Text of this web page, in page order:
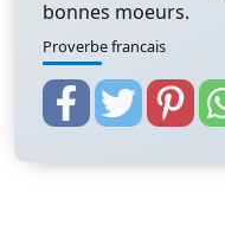
bonnes moeurs.
Proverbe francais